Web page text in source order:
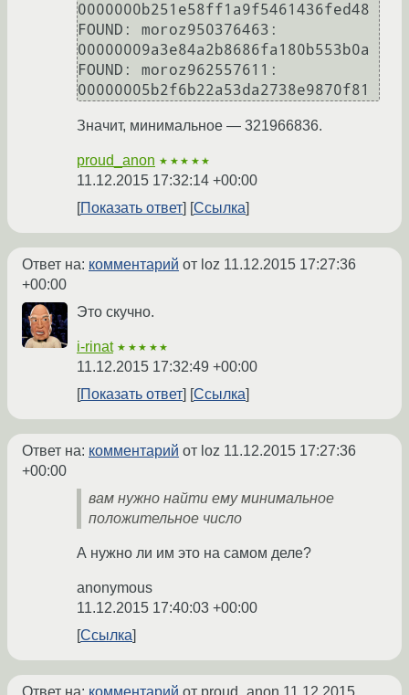
0000000b251e58ff1a9f5461436fed48
FOUND: moroz950376463:
00000009a3e84a2b8686fa180b553b0a
FOUND: moroz962557611:
00000005b2f6b22a53da2738e9870f81
Значит, минимальное — 321966836.
proud_anon ★★★★★
11.12.2015 17:32:14 +00:00
Показать ответ
Ссылка
Ответ на: комментарий от loz 11.12.2015 17:27:36
+00:00
Это скучно.
i-rinat ★★★★★
11.12.2015 17:32:49 +00:00
Показать ответ
Ссылка
Ответ на: комментарий от loz 11.12.2015 17:27:36
+00:00
вам нужно найти ему минимальное
положительное число
А нужно ли им это на самом деле?
anonymous
11.12.2015 17:40:03 +00:00
Ссылка